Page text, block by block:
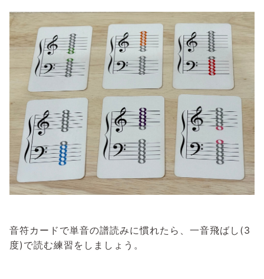
音符カードで単音の譜読みに慣れたら、一音飛ばし(3
度)で読む練習をしましょう。